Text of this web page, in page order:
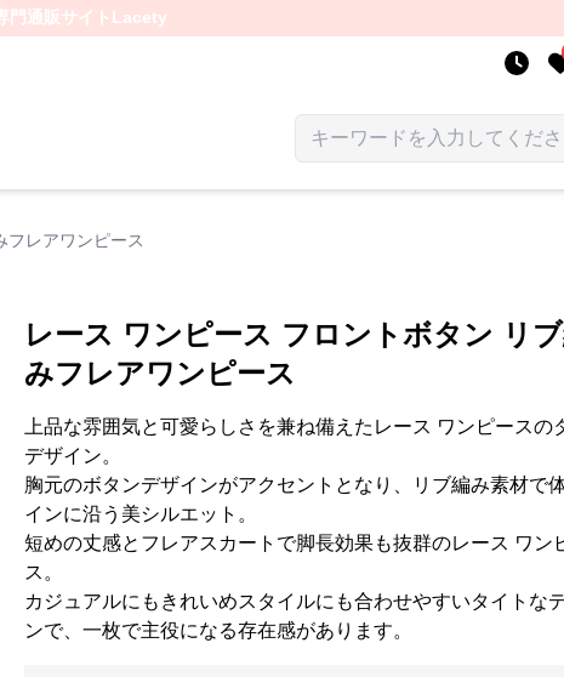
門通販サイト Lacety
フレアワンピース
レース ワンピース フロントボタン リ
みフレアワンピース
上品な雰囲気と可愛らしさを兼ね備えたレース ワンピースの
デザイン。
胸元のボタンデザインがアクセントとなり、リブ編み素材で
インに沿う美シルエット。
短めの丈感とフレアスカートで脚長効果も抜群のレース ワン
ス。
カジュアルにもきれいめスタイルにも合わせやすいタイトな
ンで、一枚で主役になる存在感があります。